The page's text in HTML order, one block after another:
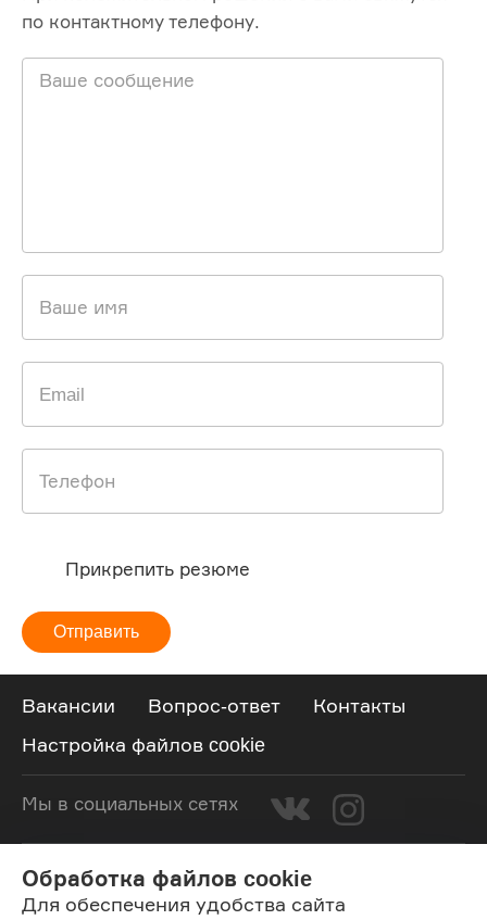
Ваше сообщение
Ваше имя
Email
Телефон
Прикрепить резюме
Отправить
по контактному телефону.
Вакансии Вопрос-ответ
Контакты
Настройка файлов cookie
Мы в социальных сетях
Будьте в курсе наших акций
и важных новостей
Обработка файлов cookie
Для обеспечения удобства сайта